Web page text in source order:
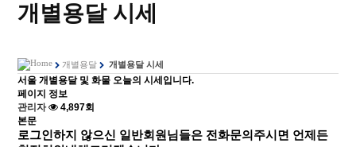
개별용달 시세
개별용달 개별용달 시세
서울 개별용달 및 화물 오늘의 시세입니다.
페이지 정보
관리자
4,897회
본문
로그인하지 않으신 일반회원님들은 전화문의주시면 언제든